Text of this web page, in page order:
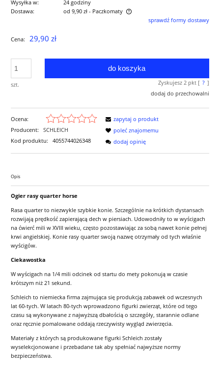
Wysyłka w:
24 godziny
Dostawa:
od 9,90 zł - Paczkomaty
Cena nie zawiera ewentualnych kosztów płatnościsprawdź formy dostawy
Cena: 29,90 zł
szt.
do koszyka
Zyskujesz 2pkt [ ? ]
dodaj do przechowalni
Ocena:
Producent:
SCHLEICH
Kod produktu:
4055744026348
zapytaj o produkt
poleć znajomemu
dodaj opinię
Opis
Ogier rasy quarter horse
Rasa quarter to niezwykle szybkie konie. Szczególnie na krótkich dystansach
rozwijają prędkość zapierającą dech w piersiach. Udowodniły to w wyścigach
na ćwierć mili w XVIII wieku, często pozostawiając za sobą nawet konie pełnej
krwi angielskiej. Konie rasy quarter swoją nazwę otrzymały od tych właśnie
wyścigów.
Ciekawostka
W wyścigach na 1/4 mili odcinek od startu do mety pokonują w czasie
krótszym niż 21 sekund.
Schleich to niemiecka firma zajmująca się produkcją zabawek od wczesnych
lat 60-tych. W latach 80-tych wprowadzono figurki zwierząt, które od tego
czasu są wykonywane z najwyższą dbałością o szczegóły, starannie odlane
oraz ręcznie pomalowane oddają rzeczywisty wygląd zwierzęcia.
Materiały z których są produkowane figurki Schleich zostały
wyselekcjonowane i przebadane tak aby spełniać najwyższe normy
bezpieczeństwa.